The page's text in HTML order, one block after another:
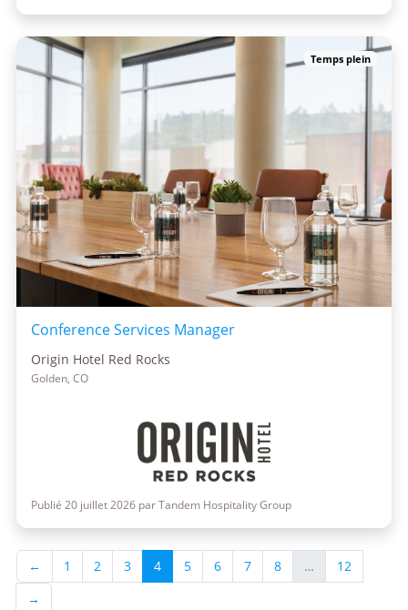
Temps plein
Conference Services Manager
Origin Hotel Red Rocks
Golden, CO
Publié 20 juillet 2026 par Tandem Hospitality Group
← 1 2 3 4 5 6 7 8 …
12
→